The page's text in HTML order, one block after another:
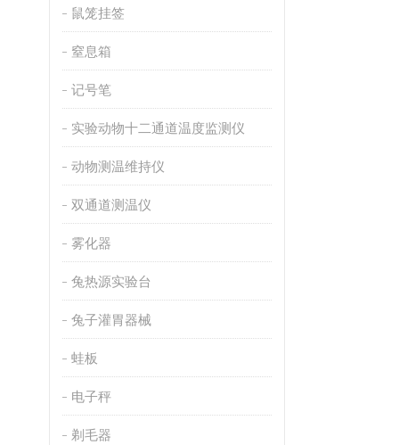
鼠笼挂签
窒息箱
记号笔
实验动物十二通道温度监测仪
动物测温维持仪
双通道测温仪
雾化器
兔热源实验台
兔子灌胃器械
蛙板
电子秤
剃毛器